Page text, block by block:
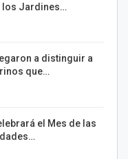
los Jardines…
a distinguir a
que…
el Mes de las